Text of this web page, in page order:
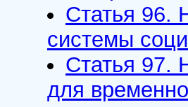
Статья 96.
системы
Статья 97.
для